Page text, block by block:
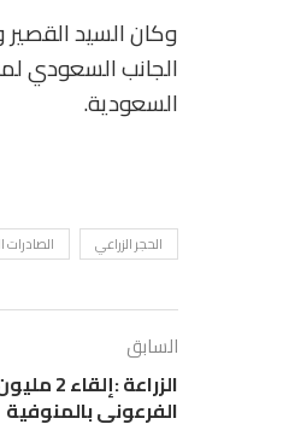
وكان السيد القصير
الجانب السعودي
السعودية.
الحجر الزراعي الصادرات
السابق
الفرعونى بالمنوفية